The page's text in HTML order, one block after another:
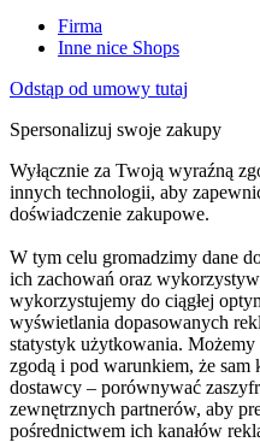
Firma
Inne nice Shops
Odstąp od umowy tutaj
Spersonalizuj swoje zakupy
Wyłącznie za Twoją wyraźną
innych technologii, aby
doświadczenie zakupowe.
W tym celu gromadzimy dane
ich zachowań oraz
wykorzystujemy do ciągłej
wyświetlania dopasowanych
statystyk użytkowania.
zgodą i pod warunkiem, że sam
dostawcy – porównywać
zewnętrznych partnerów, aby
pośrednictwem ich kanałów